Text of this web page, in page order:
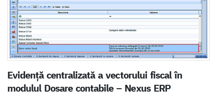
Evidență centralizată a vectorului fiscal în
modulul Dosare contabile – Nexus ERP